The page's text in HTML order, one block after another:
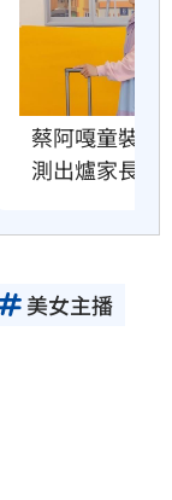
蔡阿嘎童裝爆
測出爐家長傻
美女主播